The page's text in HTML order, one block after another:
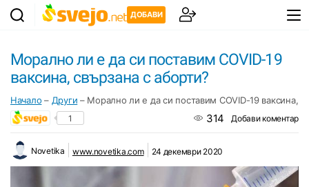
ДОБАВИ
Морално ли е да си поставим COVID-19
ваксина, свързана с аборти?
Начало – Други – Морално ли е да си поставим COVID-19 ваксина,
1 314 Добави коментар
Novetika www.novetika.com 24 декември 2020